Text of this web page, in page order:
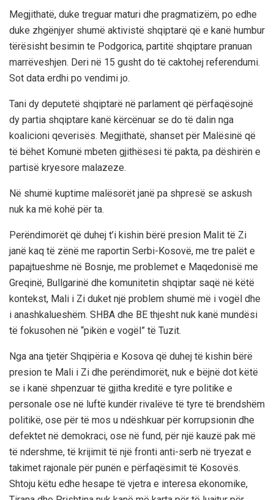
Megjithatë, duke treguar maturi dhe pragmatizëm, po edhe
duke zhgënjyer shumë aktivistë shqiptarë që e kanë humbur
tërësisht besimin te Podgorica, partitë shqiptare pranuan
marrëveshjen. Deri në 15 gusht do të caktohej referendumi.
Sot data erdhi po vendimi jo.
Tani dy deputetë shqiptarë në parlament që përfaqësojnë
dy partia shqiptare kanë kërcënuar se do të dalin nga
koalicioni qeverisës. Megjithatë, shanset për Malësinë që
të bëhet Komunë mbeten gjithësesi të pakta, pa dëshirën e
partisë kryesore malazeze.
Në shumë kuptime malësorët janë pa shpresë se askush
nuk ka më kohë për ta.
Perëndimorët që duhej t’i kishin bërë presion Malit të Zi
janë kaq të zënë me raportin Serbi-Kosovë, me tre palët e
papajtueshme në Bosnje, me problemet e Maqedonisë me
Greqinë, Bullgarinë dhe komunitetin shqiptar saqë në këtë
kontekst, Mali i Zi duket një problem shumë më i vogël dhe
i anashkalueshëm. SHBA dhe BE thjesht nuk kanë mundësi
të fokusohen në “pikën e vogël” të Tuzit.
Nga ana tjetër Shqipëria e Kosova që duhej të kishin bërë
presion te Mali i Zi dhe perëndimorët, nuk e bëjnë dot këtë
se i kanë shpenzuar të gjitha kreditë e tyre politike e
personale ose në luftë kundër rivalëve të tyre të brendshëm
politikë, ose për të mos u ndëshkuar për korrupsionin dhe
defektet në demokraci, ose në fund, për një kauzë pak më
të ndershme, të krijimit të një fronti anti-serb në tryezat e
takimet rajonale për punën e përfaqësimit të Kosovës.
Shtoju këtu edhe hesape të vjetra e interesa ekonomike,